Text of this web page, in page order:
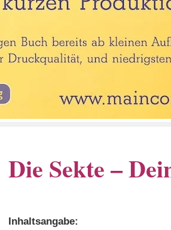
Die Sekte –
Inhaltsangabe: